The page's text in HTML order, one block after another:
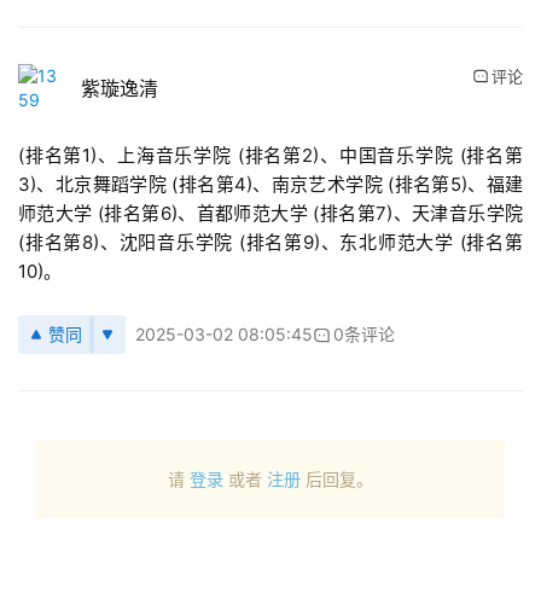
紫璇逸清 评论
(排名第1)、上海音乐学院 (排名第2)、中国音乐学院 (排名第
3)、北京舞蹈学院 (排名第4)、南京艺术学院 (排名第5)、福建
师范大学 (排名第6)、首都师范大学 (排名第7)、天津音乐学院
(排名第8)、沈阳音乐学院 (排名第9)、东北师范大学 (排名第
10)。
赞同 2025-03-02 08:05:45 0条评论
请 登录 或者 注册 后回复。